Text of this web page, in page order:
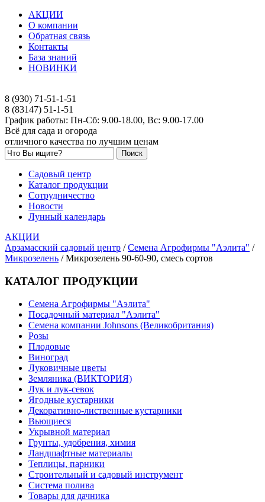
АКЦИИ
О компании
Обратная связь
Контакты
База знаний
НОВИНКИ
8 (930) 71-51-1-51
8 (83147) 51-1-51
График работы: Пн-Сб: 9.00-18.00, Вс: 9.00-17.00
Всё для сада и огорода
отличного качества по лучшим ценам
Садовый центр
Каталог продукции
Сотрудничество
Новости
Лунный календарь
АКЦИИ
Арзамасский садовый центр /Семена Агрофирмы "Аэлита" /
Микрозелень /Микрозелень 90-60-90, смесь сортов
КАТАЛОГ ПРОДУКЦИИ
Семена Агрофирмы "Аэлита"
Посадочный материал "Аэлита"
Семена компании Johnsons (Великобритания)
Розы
Плодовые
Виноград
Луковичные цветы
Земляника (ВИКТОРИЯ)
Лук и лук-севок
Ягодные кустарники
Декоративно-лиственные кустарники
Вьющиеся
Укрывной материал
Грунты, удобрения, химия
Ландшафтные материалы
Теплицы, парники
Строительный и садовый инструмент
Система полива
Товары для дачника